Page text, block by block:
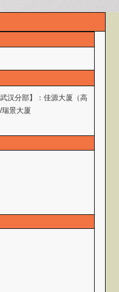
汉分部】：佳源大厦（高
景大厦